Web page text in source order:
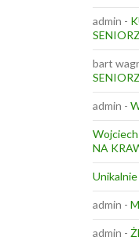
admin -
bart
admin -
NA
Unikalnie
admin -
admin -